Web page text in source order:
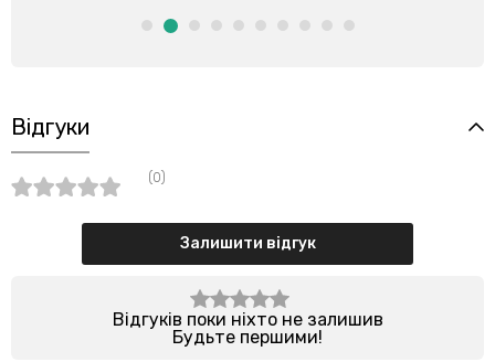
Відгуки
(0)
Залишити відгук
Відгуків поки ніхто не залишив
Будьте першими!